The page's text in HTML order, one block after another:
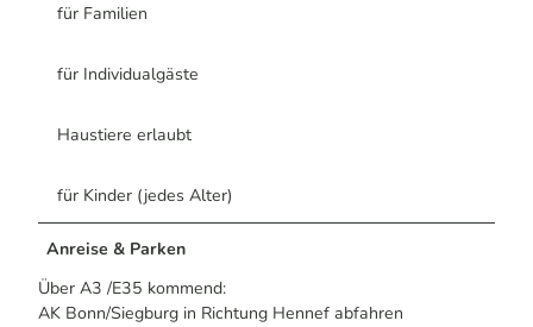
für Familien
für Individualgäste
Haustiere erlaubt
für Kinder (jedes Alter)
Anreise & Parken
Über A3 /E35 kommend:
AK Bonn/Siegburg in Richtung Hennef abfahren